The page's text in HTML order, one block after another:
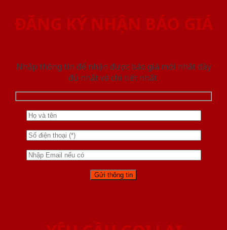
ĐĂNG KÝ NHẬN BÁO GIÁ
Nhập thông tin để nhận được báo giá mới nhât đầy
đủ nhất và chi tiết nhất.